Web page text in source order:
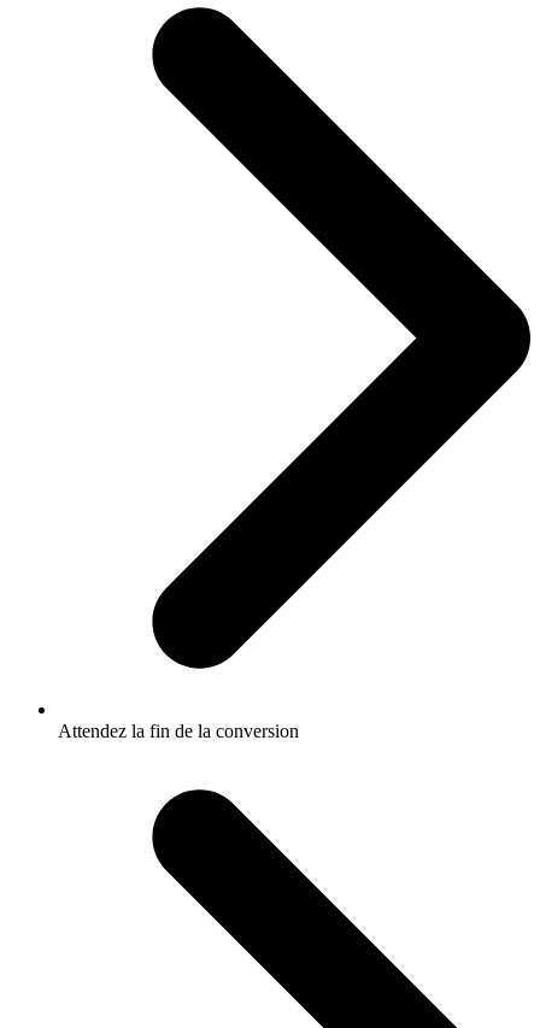
Attendez la fin de la conversion